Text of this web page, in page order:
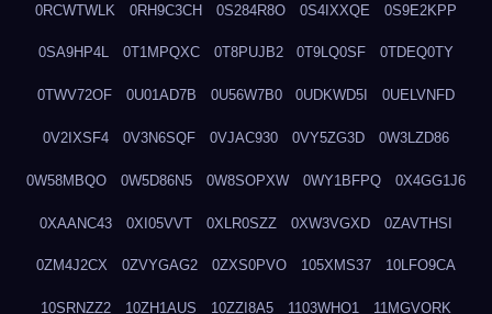
0RCWTWLK 0RH9C3CH 0S284R8O 0S4IXXQE 0S9E2KPP
0SA9HP4L 0T1MPQXC 0T8PUJB2 0T9LQ0SF 0TDEQ0TY
0TWV72OF 0U01AD7B 0U56W7B0 0UDKWD5I 0UELVNFD
0V2IXSF4 0V3N6SQF 0VJAC930 0VY5ZG3D 0W3LZD86
0W58MBQO 0W5D86N5 0W8SOPXW 0WY1BFPQ 0X4GG1J6
0XAANC43 0XI05VVT 0XLR0SZZ 0XW3VGXD 0ZAVTHSI
0ZM4J2CX 0ZVYGAG2 0ZXS0PVO 105XMS37 10LFO9CA
10SRNZZ2 10ZH1AUS 10ZZI8A5 1103WHO1 11MGVORK